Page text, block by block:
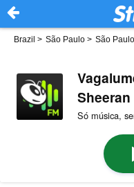
Brazil > São Paulo > São Paulo
Sheeran
Só música,